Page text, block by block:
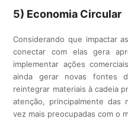
5) Economia Circular
Considerando que impactar
conectar com elas gera
implementar ações
ainda gerar novas fontes
reintegrar materiais à cadeia
atenção, principalmente das
vez mais preocupadas com o